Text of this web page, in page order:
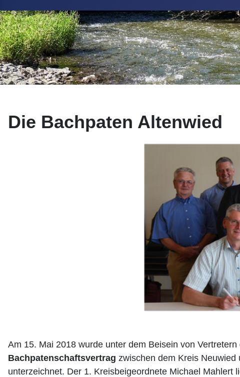
Die Bachpaten Altenwied
Am 15. Mai 2018 wurde unter dem Beisein von
Bachpatenschaftsvertrag zwischen dem Kreis
unterzeichnet. Der 1. Kreisbeigeordnete Michael